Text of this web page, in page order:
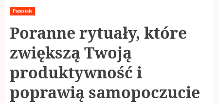
Pozostałe
Poranne rytuały, które
zwiększą Twoją
produktywność i
poprawią samopoczucie